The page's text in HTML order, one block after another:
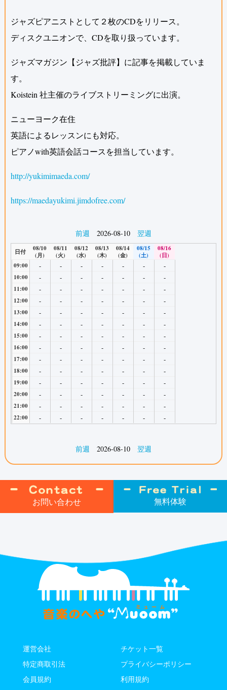
ジャズピアニストとして２枚のCDをリリース。
ディスクユニオンで、CDを取り扱っています。
ジャズマガジン【ジャズ批評】に記事を掲載していま
す。
Koistein 社主催のライブストリーミングに出演。
ニューヨーク在住
英語によるレッスンにも対応。
ピアノwith英語会話コースを担当しています。
http://yukimimaeda.com/
https://maedayukimi.jimdofree.com/
前週 2026-08-10 翌週
日付
08/10
(月)
08/11
(火)
08/12
(水)
08/13
(木)
08/14
(金)
08/15
(土)
08/16
(日)
09:00
- - - - - - -
10:00 - - - - - - -
11:00 - - - - - - -
12:00 - - - - - - -
13:00 - - - - - - -
14:00 - - - - - - -
15:00 - - - - - - -
16:00 - - - - - - -
17:00 - - - - - - -
18:00 - - - - - - -
19:00 - - - - - - -
20:00 - - - - - - -
21:00 - - - - - - -
22:00 - - - - - - -
前週 2026-08-10 翌週
お問い合わせ 無料体験
運営会社
チケット⼀覧
特定商取引法
プライバシーポリシー
会員規約
利用規約